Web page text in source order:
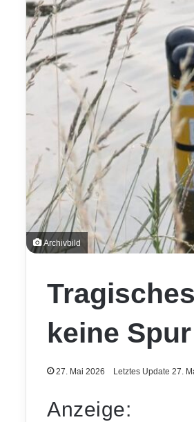
Archivbild
keine
27. Mai 2026 Letztes Update 27.
Anzeige: